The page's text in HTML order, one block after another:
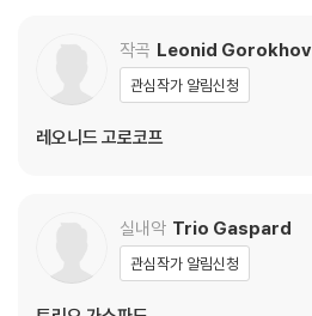
작곡 Leonid Gorokhov
관심작가 알림신청
레오니드 고로코프
실내악 Trio Gaspard
관심작가 알림신청